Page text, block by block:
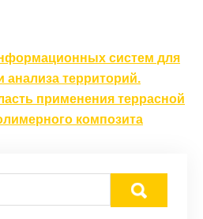
систем для
анализа территорий.
применения террасной
композита